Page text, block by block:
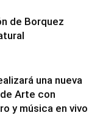
de Borquez
una nueva
Arte con
y música en vivo